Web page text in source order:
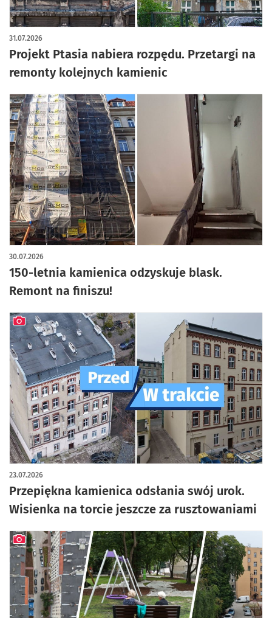
Projekt Ptasia nabiera rozpędu. Przetargi na
remonty kolejnych kamienic
31.07.2026
artykuł z galerią zdjęć
150-letnia kamienica odzyskuje blask.
Remont na finiszu!
30.07.2026
Przepiękna kamienica odsłania swój urok.
Wisienka na torcie jeszcze za rusztowaniami
23.07.2026
artykuł z galerią zdjęć